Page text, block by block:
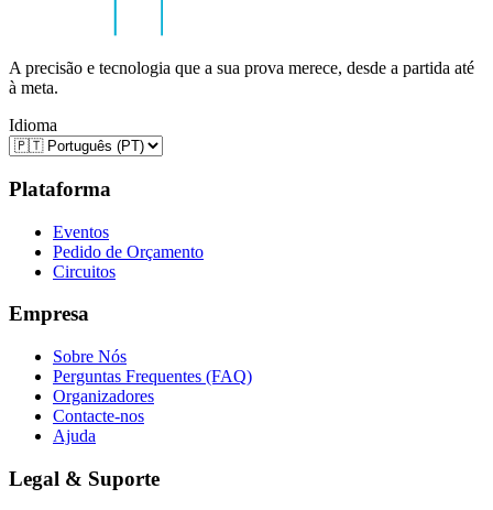
A precisão e tecnologia que a sua prova merece, desde a partida até
à meta.
Idioma
Plataforma
Eventos
Pedido de Orçamento
Circuitos
Empresa
Sobre Nós
Perguntas Frequentes (FAQ)
Organizadores
Contacte-nos
Ajuda
Legal & Suporte